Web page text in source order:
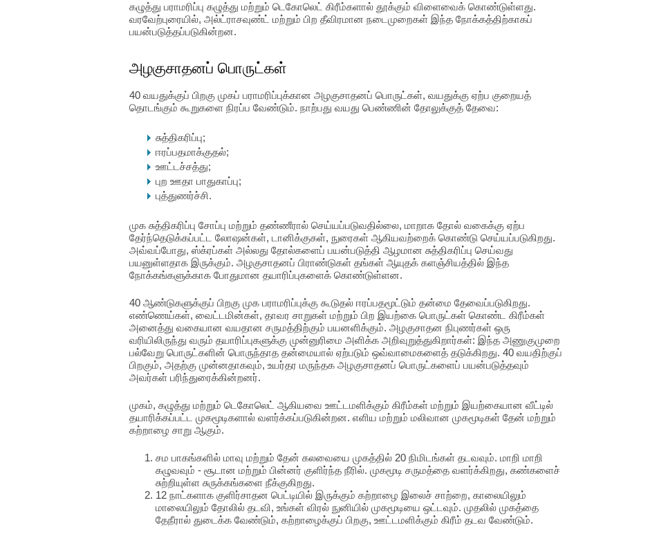
கழுத்து பராமரிப்பு கழுத்து மற்றும் டெகோலெட் கிரீம்களால் தூக்கும் விளைவைக் கொண்டுள்ளது.
வரவேற்புரையில், அல்ட்ராசவுண்ட் மற்றும் பிற தீவிரமான நடைமுறைகள் இந்த நோக்கத்திற்காகப்
பயன்படுத்தப்படுகின்றன.
அழகுசாதனப் பொருட்கள்
40 வயதுக்குப் பிறகு முகப் பராமரிப்புக்கான அழகுசாதனப் பொருட்கள், வயதுக்கு ஏற்ப குறையத்
தொடங்கும் கூறுகளை நிரப்ப வேண்டும். நாற்பது வயது பெண்ணின் தோலுக்குத் தேவை:
சுத்திகரிப்பு;
ஈரப்பதமாக்குதல்;
ஊட்டச்சத்து;
புற ஊதா பாதுகாப்பு;
புத்துணர்ச்சி.
முக சுத்திகரிப்பு சோப்பு மற்றும் தண்ணீரால் செய்யப்படுவதில்லை, மாறாக தோல் வகைக்கு ஏற்ப
தேர்ந்தெடுக்கப்பட்ட லோஷன்கள், டானிக்குகள், நுரைகள் ஆகியவற்றைக் கொண்டு செய்யப்படுகிறது.
அவ்வப்போது, ஸ்க்ரப்கள் அல்லது தோல்களைப் பயன்படுத்தி ஆழமான சுத்திகரிப்பு செய்வது
பயனுள்ளதாக இருக்கும். அழகுசாதனப் பிராண்டுகள் தங்கள் ஆயுதக் களஞ்சியத்தில் இந்த
நோக்கங்களுக்காக போதுமான தயாரிப்புகளைக் கொண்டுள்ளன.
40 ஆண்டுகளுக்குப் பிறகு முக பராமரிப்புக்கு கூடுதல் ஈரப்பதமூட்டும் தன்மை தேவைப்படுகிறது.
எண்ணெய்கள், வைட்டமின்கள், தாவர சாறுகள் மற்றும் பிற இயற்கை பொருட்கள் கொண்ட கிரீம்கள்
அனைத்து வகையான வயதான சருமத்திற்கும் பயனளிக்கும். அழகுசாதன நிபுணர்கள் ஒரு
வரியிலிருந்து வரும் தயாரிப்புகளுக்கு முன்னுரிமை அளிக்க அறிவுறுத்துகிறார்கள்: இந்த அணுகுமுறை
பல்வேறு பொருட்களின் பொருந்தாத தன்மையால் ஏற்படும் ஒவ்வாமைகளைத் தடுக்கிறது. 40 வயதிற்குப்
பிறகும், அதற்கு முன்னதாகவும், உயர்தர மருந்தக அழகுசாதனப் பொருட்களைப் பயன்படுத்தவும்
அவர்கள் பரிந்துரைக்கின்றனர்.
முகம், கழுத்து மற்றும் டெகோலெட் ஆகியவை ஊட்டமளிக்கும் கிரீம்கள் மற்றும் இயற்கையான வீட்டில்
தயாரிக்கப்பட்ட முகமூடிகளால் வளர்க்கப்படுகின்றன. எளிய மற்றும் மலிவான முகமூடிகள் தேன் மற்றும்
கற்றாழை சாறு ஆகும்.
சம பாகங்களில் மாவு மற்றும் தேன் கலவையை முகத்தில் 20 நிமிடங்கள் தடவவும். மாறி மாறி
கழுவவும் - சூடான மற்றும் பின்னர் குளிர்ந்த நீரில். முகமூடி சருமத்தை வளர்க்கிறது, கண்களைச்
சுற்றியுள்ள சுருக்கங்களை நீக்குகிறது.
12 நாட்களாக குளிர்சாதன பெட்டியில் இருக்கும் கற்றாழை இலைச் சாற்றை, காலையிலும்
மாலையிலும் தோலில் தடவி, உங்கள் விரல் நுனியில் முகமூடியை ஒட்டவும். முதலில் முகத்தை
தேநீரால் துடைக்க வேண்டும், கற்றாழைக்குப் பிறகு, ஊட்டமளிக்கும் கிரீம் தடவ வேண்டும்.